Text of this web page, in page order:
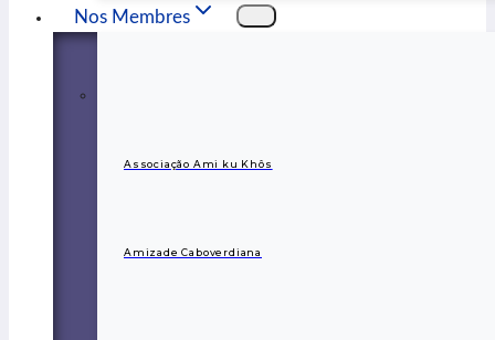
Nos Membres
Associação Ami ku Khôs
Amizade Caboverdiana